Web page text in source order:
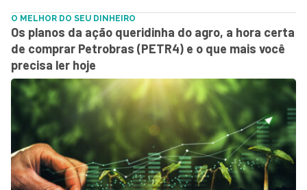
O MELHOR DO SEU DINHEIRO
Os planos da ação queridinha do agro, a hora certa
de comprar Petrobras (PETR4) e o que mais você
precisa ler hoje